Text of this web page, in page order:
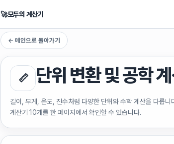
🚀모두의 계산기
← 메인으로 돌아가기
📏 단위 변환 및 공학계
길이, 무게, 온도, 진수처럼 다양한 단위와 수학 계산을 다룹니
계산기 10개를 한 페이지에서 확인할 수 있습니다.